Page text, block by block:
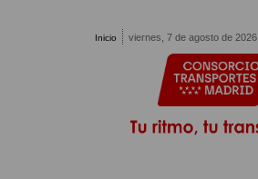
Inicio viernes, 7 de agosto de 2026